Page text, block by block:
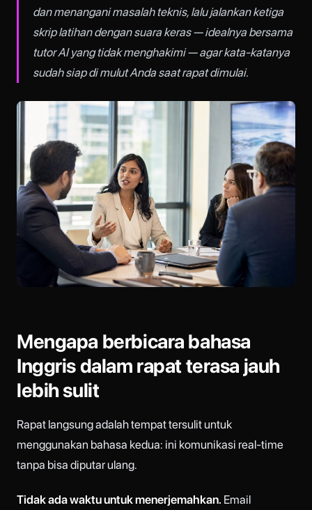
dan menangani masalah teknis, lalu jalankan ketiga
skrip latihan dengan suara keras — idealnya bersama
tutor AI yang tidak menghakimi — agar kata-katanya
sudah siap di mulut Anda saat rapat dimulai.
Mengapa berbicara bahasa
Inggris dalam rapat terasa jauh
lebih sulit
Rapat langsung adalah tempat tersulit untuk
menggunakan bahasa kedua: ini komunikasi real-time
tanpa bisa diputar ulang.
Tidak ada waktu untuk menerjemahkan. Email